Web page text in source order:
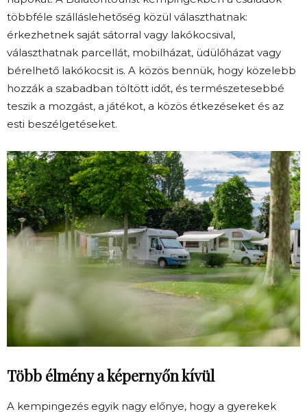
többféle szálláslehetőség közül választhatnak:
érkezhetnek saját sátorral vagy lakókocsival,
választhatnak parcellát, mobilházat, üdülőházat vagy
bérelhető lakókocsit is. A közös bennük, hogy közelebb
hozzák a szabadban töltött időt, és természetesebbé
teszik a mozgást, a játékot, a közös étkezéseket és az
esti beszélgetéseket.
Több élmény a képernyőn kívül
A kempingezés egyik nagy előnye, hogy a gyerekek